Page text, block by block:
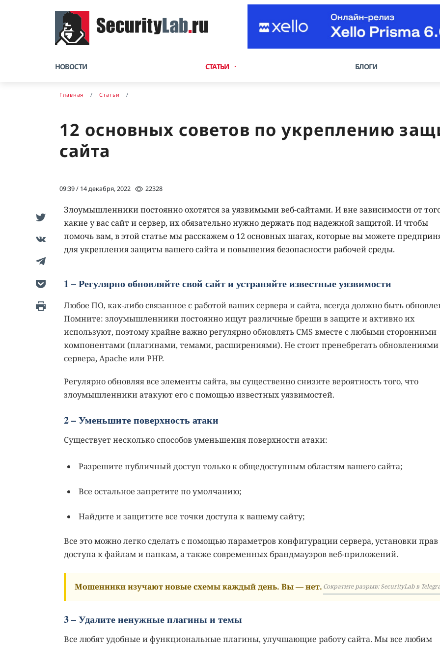
НОВОСТИ СТАТЬИ БЛОГИ
Главная Статьи
12 основных советов по укреплению
сайта
09:39 / 14 декабря, 2022 22328
Злоумышленники постоянно охотятся за уязвимыми веб-сайтами. И вне зависимости от
какие у вас сайт и сервер, их обязательно нужно держать под надежной защитой. И чтобы
помочь вам, в этой статье мы расскажем о 12 основных шагах, которые вы можете
для укрепления защиты вашего сайта и повышения безопасности рабочей среды.
1 – Регулярно обновляйте свой сайт и устраняйте известные уязвимости
Любое ПО, как-либо связанное с работой ваших сервера и сайта, всегда должно быть
Помните: злоумышленники постоянно ищут различные бреши в защите и активно их
используют, поэтому крайне важно регулярно обновлять CMS вместе с любыми сторонними
компонентами (плагинами, темами, расширениями). Не стоит пренебрегать обновлениями
сервера, Apache или PHP.
Регулярно обновляя все элементы сайта, вы существенно снизите вероятность того, что
злоумышленники атакуют его с помощью известных уязвимостей.
2 – Уменьшите поверхность атаки
Существует несколько способов уменьшения поверхности атаки:
Разрешите публичный доступ только к общедоступным областям вашего сайта;
Все остальное запретите по умолчанию;
Найдите и защитите все точки доступа к вашему сайту;
Все это можно легко сделать с помощью параметров конфигурации сервера, установки прав
доступа к файлам и папкам, а также современных брандмауэров веб-приложений.
Мошенники изучают новые схемы каждый день. Вы — нет. Сократите разрыв: SecurityLab в
3 – Удалите ненужные плагины и темы
Все любят удобные и функциональные плагины, улучшающие работу сайта. Мы все любим